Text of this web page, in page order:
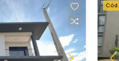
Cód.